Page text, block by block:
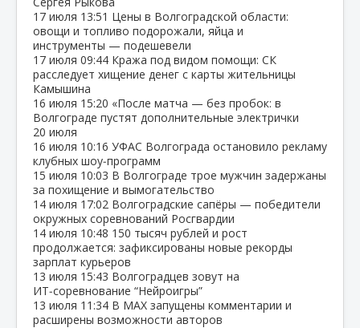
17 июля 13:51 Цены в Волгоградской области:
овощи и топливо подорожали, яйца и
инструменты — подешевели
17 июля 09:44 Кража под видом помощи: СК
расследует хищение денег с карты жительницы
Камышина
16 июля 15:20 «После матча — без пробок: в
Волгограде пустят дополнительные электрички
20 июля
16 июля 10:16 УФАС Волгограда остановило рекламу
клубных шоу‑программ
15 июля 10:03 В Волгограде трое мужчин задержаны
за похищение и вымогательство
14 июля 17:02 Волгоградские сапёры — победители
окружных соревнований Росгвардии
14 июля 10:48 150 тысяч рублей и рост
продолжается: зафиксированы новые рекорды
зарплат курьеров
13 июля 15:43 Волгоградцев зовут на
ИТ‑соревнование “Нейроигры”
13 июля 11:34 В МАХ запущены комментарии и
расширены возможности авторов